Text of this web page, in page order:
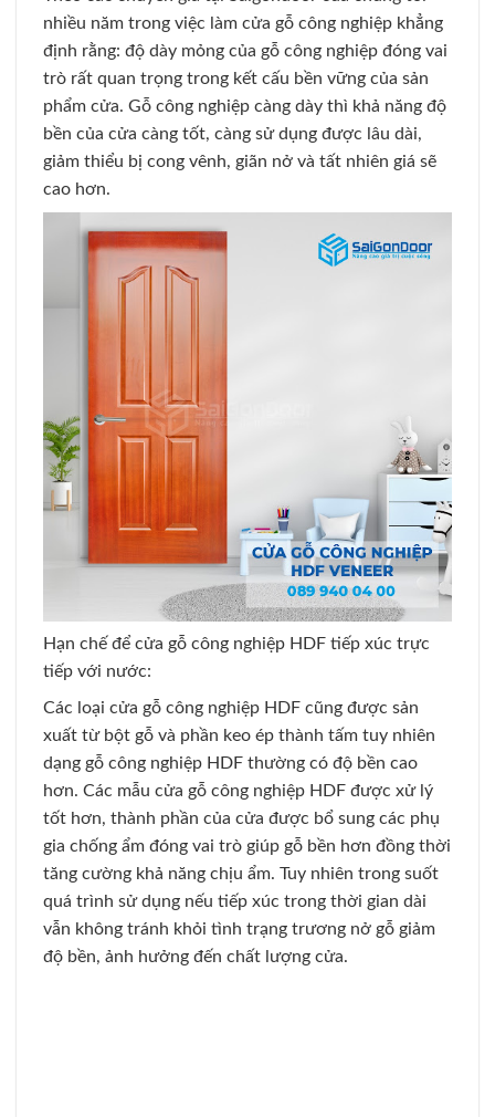
nhiều năm trong việc làm cửa gỗ công nghiệp khẳng
định rằng: độ dày mỏng của gỗ công nghiệp đóng vai
trò rất quan trọng trong kết cấu bền vững của sản
phẩm cửa. Gỗ công nghiệp càng dày thì khả năng độ
bền của cửa càng tốt, càng sử dụng được lâu dài,
giảm thiểu bị cong vênh, giãn nở và tất nhiên giá sẽ
cao hơn.
Hạn chế để cửa gỗ công nghiệp HDF tiếp xúc trực
tiếp với nước:
Các loại cửa gỗ công nghiệp HDF cũng được sản
xuất từ bột gỗ và phần keo ép thành tấm tuy nhiên
dạng gỗ công nghiệp HDF thường có độ bền cao
hơn. Các mẫu cửa gỗ công nghiệp HDF được xử lý
tốt hơn, thành phần của cửa được bổ sung các phụ
gia chống ẩm đóng vai trò giúp gỗ bền hơn đồng thời
tăng cường khả năng chịu ẩm. Tuy nhiên trong suốt
quá trình sử dụng nếu tiếp xúc trong thời gian dài
vẫn không tránh khỏi tình trạng trương nở gỗ giảm
độ bền, ảnh hưởng đến chất lượng cửa.